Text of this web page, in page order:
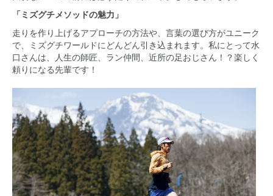
「ミズグチメソッドの魅力」
走りを作り上げるアプローチの方法や、言葉の選び方がユニーク
で、ミズグチワールドにどんどん引き込まれます。私にとって水
口さんは、人生の師匠、ラン仲間、近所の足おじさん！？楽しく
頼りになる先輩です！